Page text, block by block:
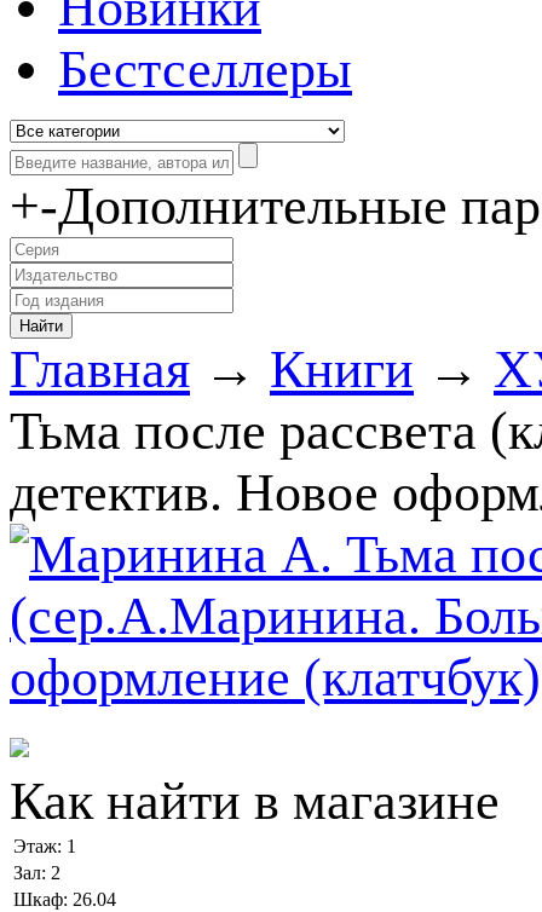
Бестселлеры
+-Дополнительные
Главная → Книги →
Тьма после рассвета
детектив. Новое
Как найти в магазине
Этаж: 1
Зал: 2
Шкаф: 26.04